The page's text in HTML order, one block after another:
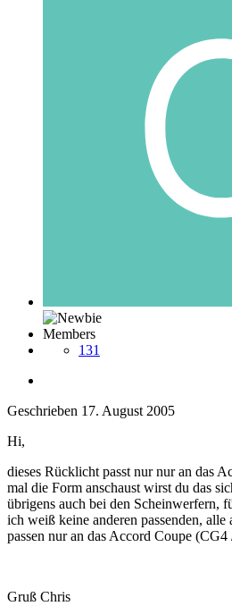
Members
131
Geschrieben 17. August 2005
Hi,
dieses Rücklicht passt nur nur an das
mal die Form anschaust wirst du das
übrigens auch bei den Scheinwerfern,
ich weiß keine anderen passenden,
passen nur an das Accord Coupe (CG4
Gruß Chris